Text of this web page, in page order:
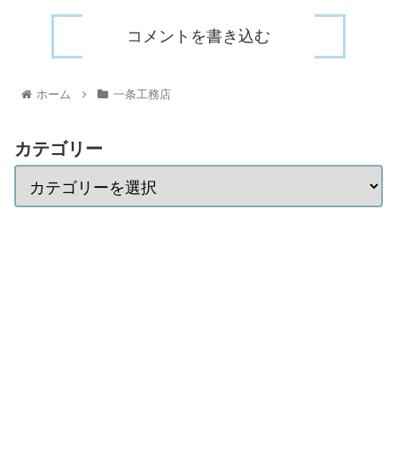
コメントを書き込む
ホーム 一条工務店
カテゴリー